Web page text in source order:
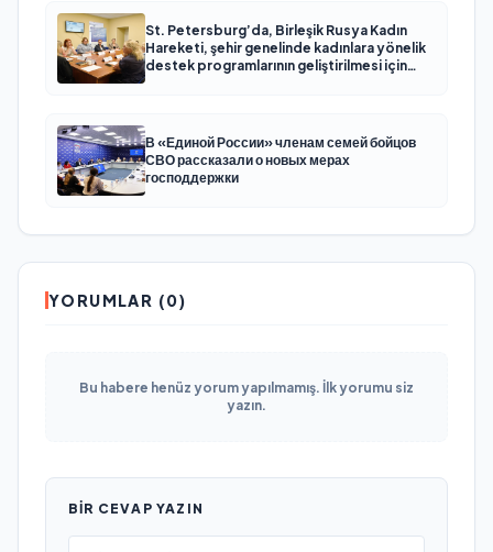
St. Petersburg’da, Birleşik Rusya Kadın
Hareketi, şehir genelinde kadınlara yönelik
destek programlarının geliştirilmesi için
В «Единой России» членам семей бойцов
СВО рассказали о новых мерах
господдержки
YORUMLAR (0)
Bu habere henüz yorum yapılmamış. İlk yorumu siz
yazın.
BIR CEVAP YAZIN